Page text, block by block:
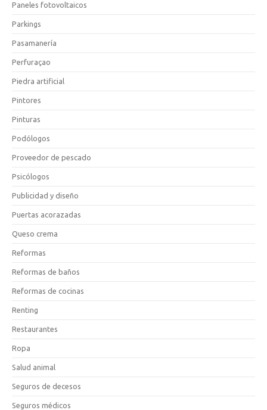
Paneles fotovoltaicos
Parkings
Pasamanería
Perfuraçao
Piedra artificial
Pintores
Pinturas
Podólogos
Proveedor de pescado
Psicólogos
Publicidad y diseño
Puertas acorazadas
Queso crema
Reformas
Reformas de baños
Reformas de cocinas
Renting
Restaurantes
Ropa
Salud animal
Seguros de decesos
Seguros médicos